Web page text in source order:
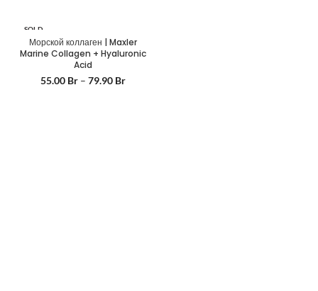
SOLD
OUT
Морской коллаген | Maxler
Marine Collagen + Hyaluronic
Acid
55.00 Br – 79.90 Br